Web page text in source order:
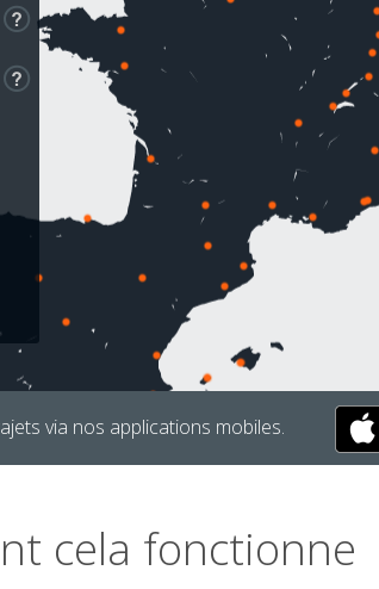
via nos applications mobiles.
cela fonctionne